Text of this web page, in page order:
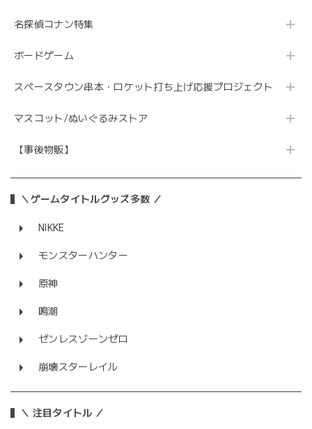
名探偵コナン特集
ボードゲーム
スペースタウン串本・ロケット打ち上げ応援プロジェクト
マスコット/ぬいぐるみストア
【事後物販】
＼ゲームタイトルグッズ多数 ／
NIKKE
モンスターハンター
原神
鳴潮
ゼンレスゾーンゼロ
崩壊スターレイル
＼ 注目タイトル ／